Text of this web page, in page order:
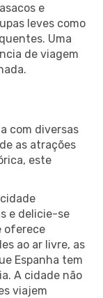
e
leves como
Uma
de viagem
com diversas
as atrações
este
e delicie-se
oferece
ao ar livre, as
Espanha tem
A cidade não
viajem